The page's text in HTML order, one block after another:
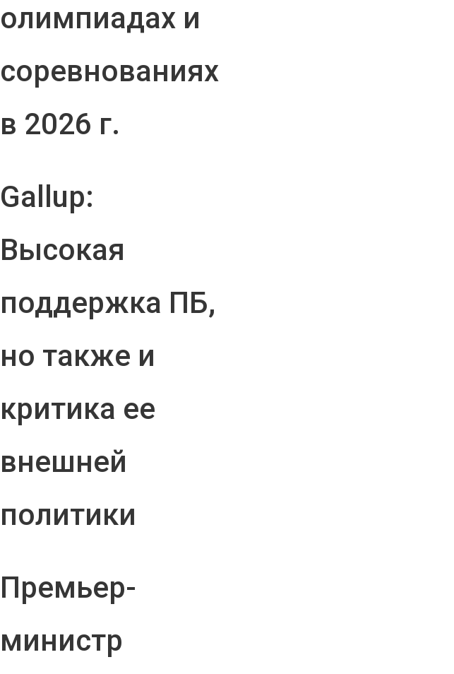
олимпиадах и
соревнованиях
в 2026 г.
Gallup:
Высокая
поддержка ПБ,
но также и
критика ее
внешней
политики
Премьер-
министр